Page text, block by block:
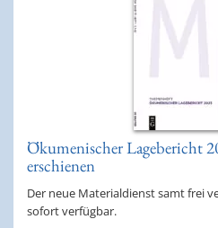
Ökumenischer Lagebericht
erschienen
Der neue Materialdienst samt frei
sofort verfügbar.